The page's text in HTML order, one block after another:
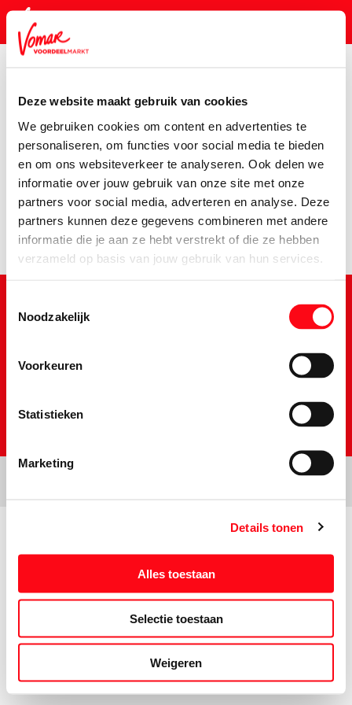
Deze website maakt gebruik van cookies
We gebruiken cookies om content en advertenties te
personaliseren, om functies voor social media te bieden
en om ons websiteverkeer te analyseren. Ook delen we
informatie over jouw gebruik van onze site met onze
partners voor social media, adverteren en analyse. Deze
partners kunnen deze gegevens combineren met andere
informatie die je aan ze hebt verstrekt of die ze hebben
verzameld op basis van jouw gebruik van hun services.
Noodzakelijk
Voorkeuren
Statistieken
Marketing
Details tonen
Alles toestaan
Selectie toestaan
Weigeren
KIK-kaart
Pincode vergeten
Persoonlijk KIK-account
Assortiment Bier, Wijn & Sterke Drank Bier Jopen-
Er is een fout opgetreden
We hebben het product niet kunnen vinden.
Prijs- en tekstwijzigingen onder voorbehoud. Aanbiedingen op deze